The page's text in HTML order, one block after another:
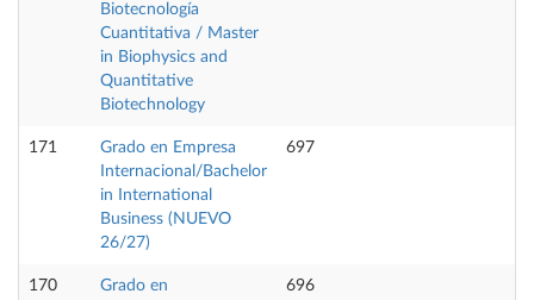
Biotecnología
Cuantitativa / Master
in Biophysics and
Quantitative
Biotechnology
171
Grado en Empresa
Internacional/Bachelor
in International
Business (NUEVO
26/27)
697
170
Grado en
696